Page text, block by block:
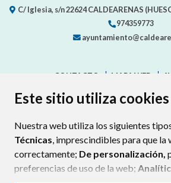
Este sitio utiliza cookies
Nuestra web utiliza los siguientes
Técnicas, imprescindibles para que la
correctamente; De personalización,
preferencias de uso de la web;
C/ Iglesia, s/n22624 CALDEARENAS
974359773
CONTACTO MAPA WEB
PROTECCIÓN DE DATOS
POLÍTICA DE